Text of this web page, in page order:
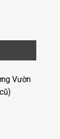
Vườn